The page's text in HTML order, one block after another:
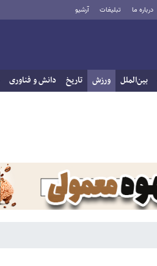
درباره ما تبلیغات آرشیو
بین‌الملل ورزش تاریخ دانش و فناوری